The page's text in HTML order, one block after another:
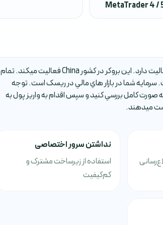
بروکر Bitci Crypto يکي از بروکر هاي فارکس است که حدود 2-5 سال تجربه فعاليت دارد. اين بروکر در کشور China فعاليت ميکند. تمام
شما در بازار هاي مالي در ريسک است. توجه
کامل بررسي کنيد و سپس اقدام به واريز پول به
ميدهند.
نداشتن سرور اختصاصی
استفاده از زیرساخت مشترک و
کم‌کیفیت